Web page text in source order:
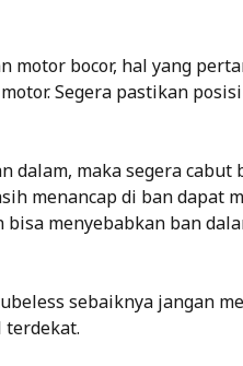
motor bocor, hal yang
Segera pastikan
dalam, maka segera cabut
menancap di ban dapat
menyebabkan ban
sebaiknya jangan
terdekat.